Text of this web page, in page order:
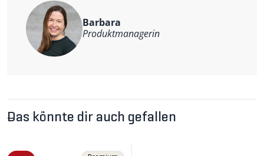
Weitere Informationen
Material: 88% Polyester, 12% Elastan
Barbara
Produktmanagerin
Das könnte dir auch gefallen